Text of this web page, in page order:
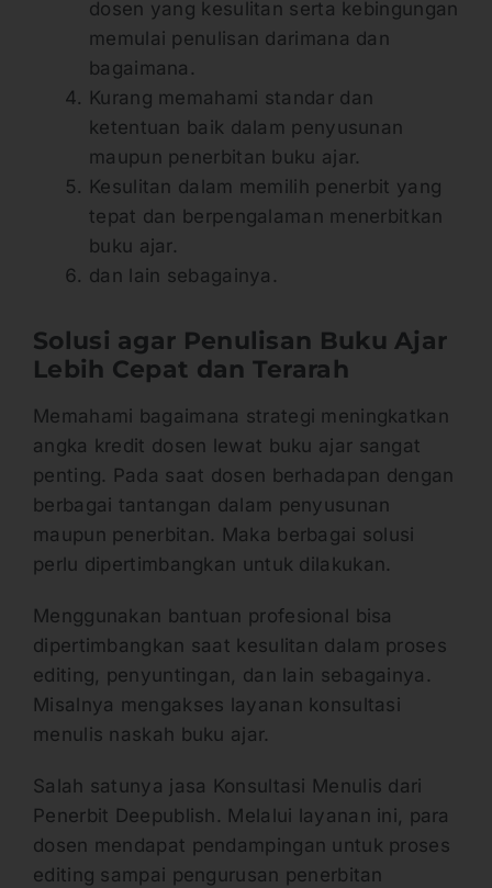
dosen yang kesulitan serta kebingungan
memulai penulisan darimana dan
bagaimana.
Kurang memahami standar dan
ketentuan baik dalam penyusunan
maupun penerbitan buku ajar.
Kesulitan dalam memilih penerbit yang
tepat dan berpengalaman menerbitkan
buku ajar.
dan lain sebagainya.
Solusi agar Penulisan Buku Ajar
Lebih Cepat dan Terarah
Memahami bagaimana strategi meningkatkan
angka kredit dosen lewat buku ajar sangat
penting. Pada saat dosen berhadapan dengan
berbagai tantangan dalam penyusunan
maupun penerbitan. Maka berbagai solusi
perlu dipertimbangkan untuk dilakukan.
Menggunakan bantuan profesional bisa
dipertimbangkan saat kesulitan dalam proses
editing, penyuntingan, dan lain sebagainya.
Misalnya mengakses layanan konsultasi
menulis naskah buku ajar.
Salah satunya jasa Konsultasi Menulis dari
Penerbit Deepublish. Melalui layanan ini, para
dosen mendapat pendampingan untuk proses
editing sampai pengurusan penerbitan